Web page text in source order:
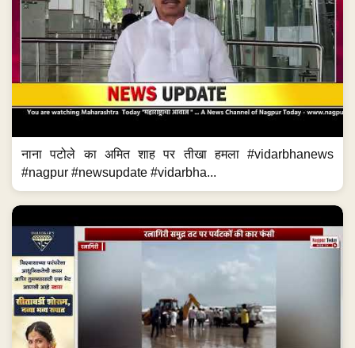
नाना पटोले का अमित शाह पर तीखा हमला #vidarbhanews
#nagpur #newsupdate #vidarbha...